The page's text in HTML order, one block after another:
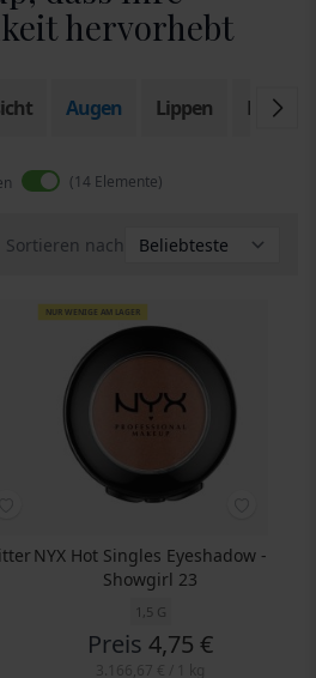
hervorhebt
Augen Lippen
14 Elemente
Sortieren nach
NUR WENIGE AM LAGER
NYX Hot Singles Eyeshadow -
Showgirl 23
1,5 G
Preis 4,75 €